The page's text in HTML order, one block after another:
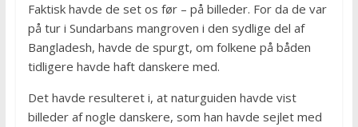
Faktisk havde de set os før – på billeder. For da de var
på tur i Sundarbans mangroven i den sydlige del af
Bangladesh, havde de spurgt, om folkene på båden
tidligere havde haft danskere med.
Det havde resulteret i, at naturguiden havde vist
billeder af nogle danskere, som han havde sejlet med